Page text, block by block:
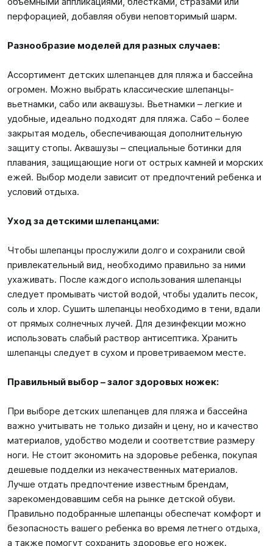
перфорацией, добавляя обуви неповторимый шарм.
Разнообразие моделей для разных случаев:
Ассортимент детских шлепанцев для пляжа и бассейна
огромен. Можно выбрать классические шлепанцы-
вьетнамки, сабо или аквашузы. Вьетнамки – легкие и
удобные, идеально подходят для пляжа. Сабо – более
закрытая модель, обеспечивающая дополнительную
защиту стопы. Аквашузы – специальные ботинки для
плавания, защищающие ноги от острых камней и морских
ежей. Выбор модели зависит от предпочтений ребенка и
условий отдыха.
Уход за детскими шлепанцами:
Чтобы шлепанцы прослужили долго и сохранили свой
привлекательный вид, необходимо правильно за ними
ухаживать. После каждого использования шлепанцы
следует промывать чистой водой, чтобы удалить песок,
соль и хлор. Сушить шлепанцы необходимо в тени, вдали
от прямых солнечных лучей. Для дезинфекции можно
использовать слабый раствор антисептика. Хранить
шлепанцы следует в сухом и проветриваемом месте.
Правильный выбор – залог здоровых ножек:
При выборе детских шлепанцев для пляжа и бассейна
важно учитывать не только дизайн и цену, но и качество
материалов, удобство модели и соответствие размеру
ноги. Не стоит экономить на здоровье ребенка, покупая
дешевые подделки из некачественных материалов.
Лучше отдать предпочтение известным брендам,
зарекомендовавшим себя на рынке детской обуви.
Правильно подобранные шлепанцы обеспечат комфорт и
безопасность вашего ребенка во время летнего отдыха,
а также помогут сохранить здоровье его ножек.